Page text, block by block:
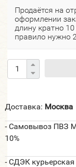
Продаётся на
оформлении
длину кратно
правило нужно
Доставка: Москва
- Самовывоз ПВЗ
10%
- СДЭК